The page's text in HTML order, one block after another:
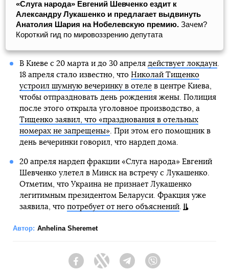
«Слуга народа» Евгений Шевченко ездит к
Александру Лукашенко и предлагает выдвинуть
Анатолия Шария на Нобелевскую премию. Зачем?
Короткий гид по мировоззрению депутата
В Киеве с 20 марта и до 30 апреля действует локдаун.
18 апреля стало известно, что Николай Тищенко
устроил шумную вечеринку в отелев центре Киева,
чтобы отпраздновать день рождения жены. Полиция
после этого открыла уголовное производство, а
Тищенко заявил, что «празднования в отельных
номерах не запрещены». При этом его помощник в
день вечеринки говорил, что нардеп дома.
20 апреля нардеп фракции «Слуга народа» Евгений
Шевченко улетел в Минск на встречу с Лукашенко.
Отметим, что Украина не признает Лукашенко
легитимным президентом Беларуси. Фракция уже
заявила, что потребует от него объяснений.
Автор: Anhelina Sheremet
FacebookTwitter Telegram